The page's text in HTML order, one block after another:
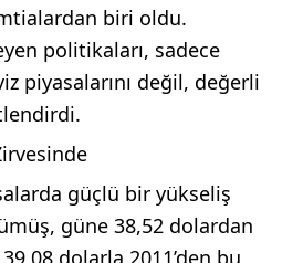
biri oldu.
politikaları, sadece
piyasalarını değil, değerli
güçlü bir yükseliş
güne 38,52 dolardan
dolarla 2011’den bu